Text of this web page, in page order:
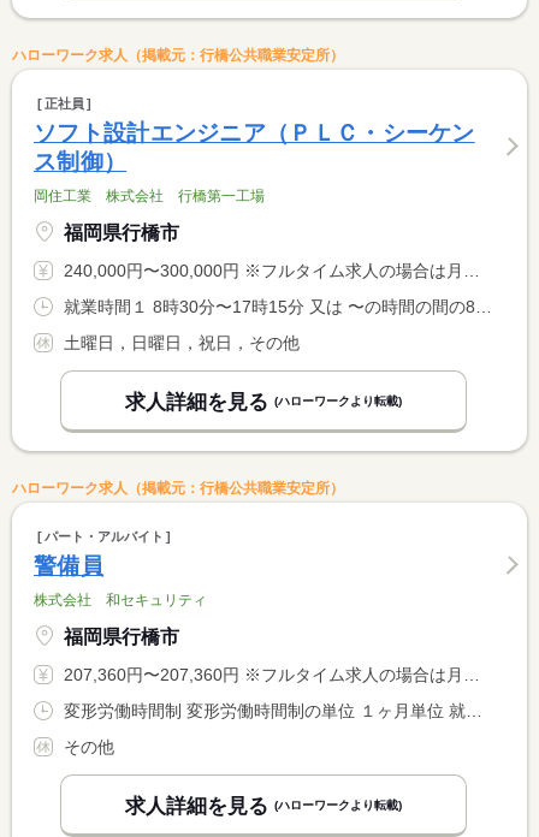
ハローワーク求人（掲載元：行橋公共職業安定所）
正社員
ソフト設計エンジニア（ＰＬＣ・シーケン
ス制御）
岡住工業 株式会社 行橋第一工場
福岡県行橋市
240,000円〜300,000円 ※フルタイム求人の場合は月額（換算額）、パート求人の場合は時間額を表示しています。
土曜日，日曜日，祝日，その他
求人詳細を見る (ハローワークより転載)
ハローワーク求人（掲載元：行橋公共職業安定所）
パート・アルバイト
警備員
株式会社 和セキュリティ
福岡県行橋市
207,360円〜207,360円 ※フルタイム求人の場合は月額（換算額）、パート求人の場合は時間額を表示しています。
その他
求人詳細を見る (ハローワークより転載)